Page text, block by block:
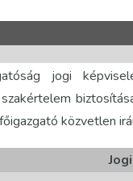
jogi
közvetlen